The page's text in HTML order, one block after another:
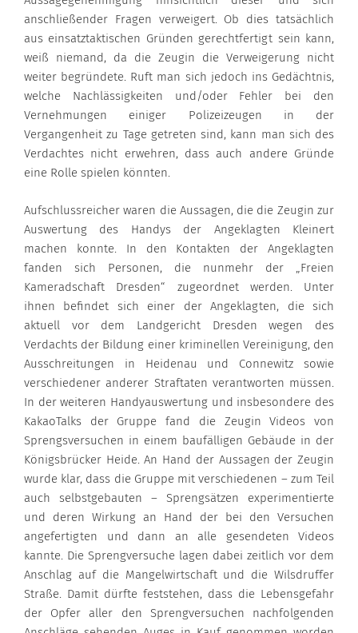
anschließender Fragen verweigert. Ob dies tatsächlich
aus einsatztaktischen Gründen gerechtfertigt sein kann,
weiß niemand, da die Zeugin die Verweigerung nicht
weiter begründete. Ruft man sich jedoch ins Gedächtnis,
welche Nachlässigkeiten und/oder Fehler bei den
Vernehmungen einiger Polizeizeugen in der
Vergangenheit zu Tage getreten sind, kann man sich des
Verdachtes nicht erwehren, dass auch andere Gründe
eine Rolle spielen könnten.
Aufschlussreicher waren die Aussagen, die die Zeugin zur
Auswertung des Handys der Angeklagten Kleinert
machen konnte. In den Kontakten der Angeklagten
fanden sich Personen, die nunmehr der „Freien
Kameradschaft Dresden“ zugeordnet werden. Unter
ihnen befindet sich einer der Angeklagten, die sich
aktuell vor dem Landgericht Dresden wegen des
Verdachts der Bildung einer kriminellen Vereinigung, den
Ausschreitungen in Heidenau und Connewitz sowie
verschiedener anderer Straftaten verantworten müssen.
In der weiteren Handyauswertung und insbesondere des
KakaoTalks der Gruppe fand die Zeugin Videos von
Sprengsversuchen in einem baufälligen Gebäude in der
Königsbrücker Heide. An Hand der Aussagen der Zeugin
wurde klar, dass die Gruppe mit verschiedenen – zum Teil
auch selbstgebauten – Sprengsätzen experimentierte
und deren Wirkung an Hand der bei den Versuchen
angefertigten und dann an alle gesendeten Videos
kannte. Die Sprengversuche lagen dabei zeitlich vor dem
Anschlag auf die Mangelwirtschaft und die Wilsdruffer
Straße. Damit dürfte feststehen, dass die Lebensgefahr
der Opfer aller den Sprengversuchen nachfolgenden